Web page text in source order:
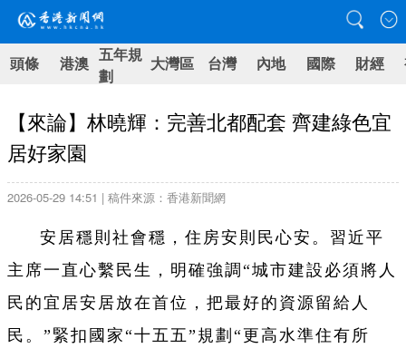
頭條 港澳 五年規
劃
大灣區 台灣 內地 國際 財經
【來論】林曉輝：完善北都配套 齊建綠色宜
居好家園
2026-05-29 14:51 | 稿件來源：香港新聞網
安居穩則社會穩，住房安則民心安。習近平
主席一直心繫民生，明確強調“城市建設必須將人
民的宜居安居放在首位，把最好的資源留給人
民。”緊扣國家“十五五”規劃“更高水準住有所